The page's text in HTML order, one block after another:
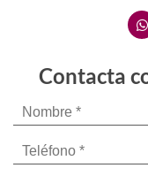
Contacta